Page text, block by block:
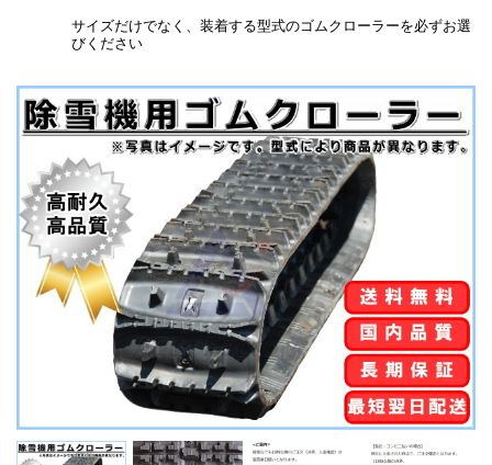
サイズだけでなく、装着する型式のゴムクローラーを必ずお選
びください